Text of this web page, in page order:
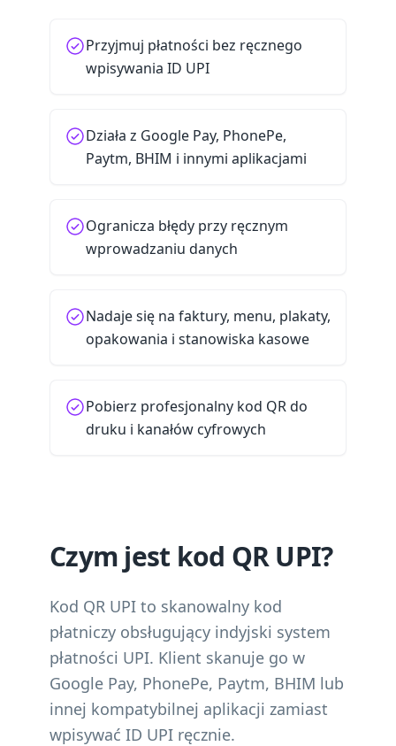
Przyjmuj płatności bez ręcznego
wpisywania ID UPI
Działa z Google Pay, PhonePe,
Paytm, BHIM i innymi aplikacjami
Ogranicza błędy przy ręcznym
wprowadzaniu danych
Nadaje się na faktury, menu, plakaty,
opakowania i stanowiska kasowe
Pobierz profesjonalny kod QR do
druku i kanałów cyfrowych
Czym jest kod QR UPI?
Kod QR UPI to skanowalny kod
płatniczy obsługujący indyjski system
płatności UPI. Klient skanuje go w
Google Pay, PhonePe, Paytm, BHIM lub
innej kompatybilnej aplikacji zamiast
wpisywać ID UPI ręcznie.